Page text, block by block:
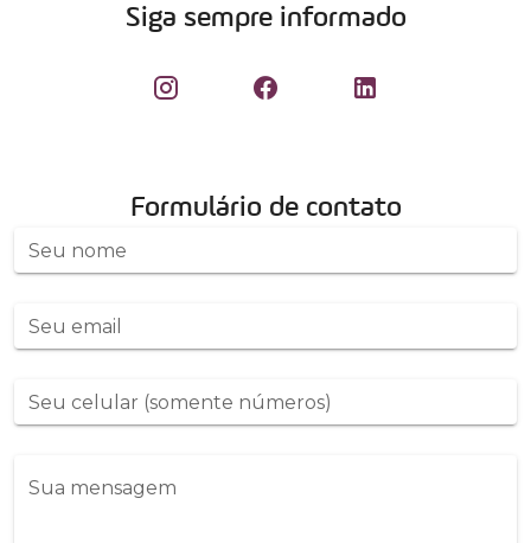
Siga sempre informado
Formulário de contato
Seu nome
Seu email
Seu celular (somente números)
Sua mensagem